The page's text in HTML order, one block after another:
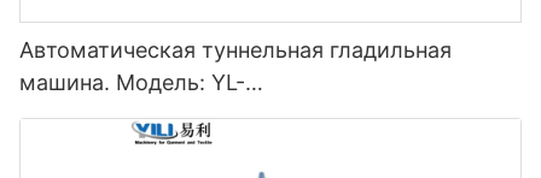
Автоматическая туннельная гладильная
машина. Модель: YL-
3000/5000/7000/9000/11000QSY